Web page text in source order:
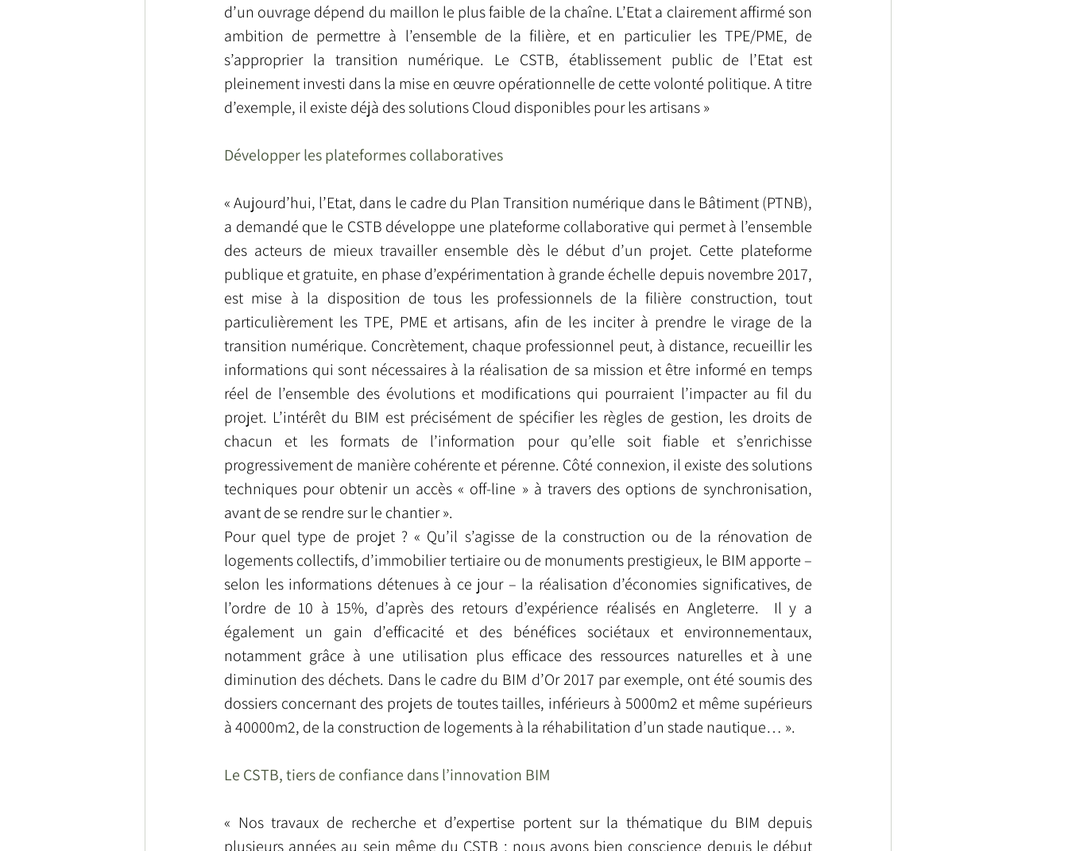
d’un ouvrage dépend du maillon le plus faible de la chaîne. L’Etat a clairement affirmé son
ambition de permettre à l’ensemble de la filière, et en particulier les TPE/PME, de
s’approprier la transition numérique. Le CSTB, établissement public de l’Etat est
pleinement investi dans la mise en œuvre opérationnelle de cette volonté politique. A titre
d’exemple, il existe déjà des solutions Cloud disponibles pour les artisans »
Développer les plateformes collaboratives
« Aujourd’hui, l’Etat, dans le cadre du Plan Transition numérique dans le Bâtiment (PTNB),
a demandé que le CSTB développe une plateforme collaborative qui permet à l’ensemble
des acteurs de mieux travailler ensemble dès le début d’un projet. Cette plateforme
publique et gratuite, en phase d’expérimentation à grande échelle depuis novembre 2017,
est mise à la disposition de tous les professionnels de la filière construction, tout
particulièrement les TPE, PME et artisans, afin de les inciter à prendre le virage de la
transition numérique. Concrètement, chaque professionnel peut, à distance, recueillir les
informations qui sont nécessaires à la réalisation de sa mission et être informé en temps
réel de l’ensemble des évolutions et modifications qui pourraient l’impacter au fil du
projet. L’intérêt du BIM est précisément de spécifier les règles de gestion, les droits de
chacun et les formats de l’information pour qu’elle soit fiable et s’enrichisse
progressivement de manière cohérente et pérenne. Côté connexion, il existe des solutions
techniques pour obtenir un accès « off-line » à travers des options de synchronisation,
avant de se rendre sur le chantier ».
Pour quel type de projet ? « Qu’il s’agisse de la construction ou de la rénovation de
logements collectifs, d’immobilier tertiaire ou de monuments prestigieux, le BIM apporte –
selon les informations détenues à ce jour – la réalisation d’économies significatives, de
l’ordre de 10 à 15%, d’après des retours d’expérience réalisés en Angleterre.  Il y a
également un gain d’efficacité et des bénéfices sociétaux et environnementaux,
notamment grâce à une utilisation plus efficace des ressources naturelles et à une
diminution des déchets. Dans le cadre du BIM d’Or 2017 par exemple, ont été soumis des
dossiers concernant des projets de toutes tailles, inférieurs à 5000m2 et même supérieurs
à 40000m2, de la construction de logements à la réhabilitation d’un stade nautique… ».
Le CSTB, tiers de confiance dans l’innovation BIM
« Nos travaux de recherche et d’expertise portent sur la thématique du BIM depuis
plusieurs années au sein même du CSTB ; nous avons bien conscience depuis le début